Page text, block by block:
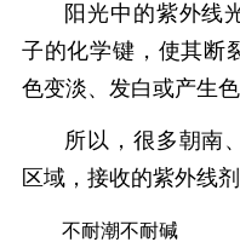
阳光中的紫外线
子的化学键，使其断
色变淡、发白或产生色
所以，很多朝南
区域，接收的紫外线
不耐潮不耐碱